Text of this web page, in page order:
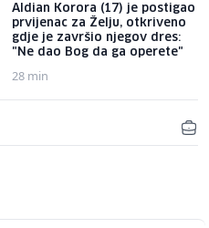
Aldian Korora (17) je postigao
prvijenac za Želju, otkriveno
gdje je završio njegov dres:
"Ne dao Bog da ga operete"
28 min